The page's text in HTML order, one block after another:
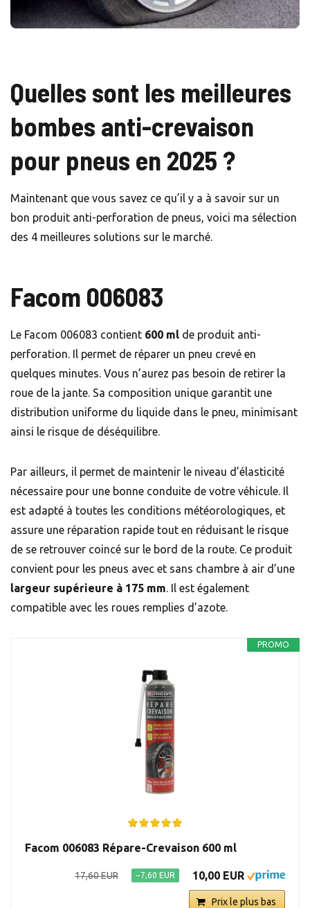
Quelles sont les meilleures
bombes anti-crevaison
pour pneus en 2025 ?
Maintenant que vous savez ce qu’il y a à savoir sur un
bon produit anti-perforation de pneus, voici ma sélection
des 4 meilleures solutions sur le marché.
Facom 006083
Le Facom 006083 contient 600 ml de produit anti-
perforation. Il permet de réparer un pneu crevé en
quelques minutes. Vous n’aurez pas besoin de retirer la
roue de la jante. Sa composition unique garantit une
distribution uniforme du liquide dans le pneu, minimisant
ainsi le risque de déséquilibre.
Par ailleurs, il permet de maintenir le niveau d’élasticité
nécessaire pour une bonne conduite de votre véhicule. Il
est adapté à toutes les conditions météorologiques, et
assure une réparation rapide tout en réduisant le risque
de se retrouver coincé sur le bord de la route. Ce produit
convient pour les pneus avec et sans chambre à air d’une
largeur supérieure à 175 mm. Il est également
compatible avec les roues remplies d’azote.
PROMO
Facom 006083 Répare-Crevaison 600 ml
17,60 EUR −7,60 EUR 10,00 EUR
Prix le plus bas